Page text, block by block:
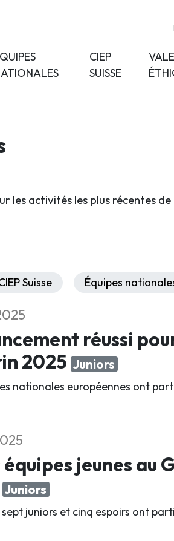
CIEP
SUISSE
les activités les plus récentes
Suisse Équipes
réussi
2025 Juniors
nationales européennes ont
équipes jeunes au
Juniors
juniors et cinq espoirs ont